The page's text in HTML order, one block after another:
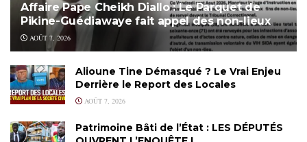
Affaire Pape Cheikh Diallo : Le Parquet de
Pikine-Guédiawaye fait appel des non-lieux
AOÛT 7, 2026
Alioune Tine Démasqué ? Le Vrai Enjeu
Derrière le Report des Locales
AOÛT 7, 2026
Patrimoine Bâti de l’État : LES DÉPUTÉS